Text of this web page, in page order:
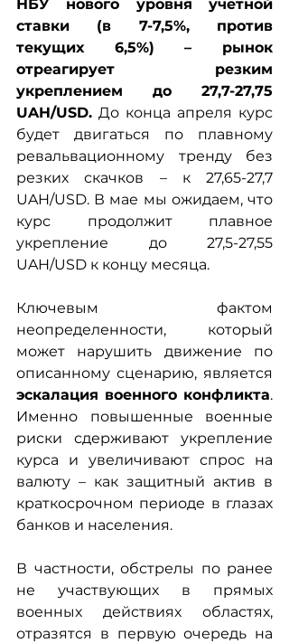
НБУ нового уровня учетной
ставки (в 7-7,5%, против
текущих 6,5%) – рынок
отреагирует резким
укреплением до 27,7-27,75
UAH/USD. До конца апреля курс
будет двигаться по плавному
ревальвационному тренду без
резких скачков – к 27,65-27,7
UAH/USD. В мае мы ожидаем, что
курс продолжит плавное
укрепление до 27,5-27,55
UAH/USD к концу месяца.
Ключевым фактом
неопределенности, который
может нарушить движение по
эскалация военного конфликта.
Именно повышенные военные
риски сдерживают укрепление
курса и увеличивают спрос на
валюту – как защитный актив в
краткосрочном периоде в глазах
банков и населения.
В частности, обстрелы по ранее
не участвующих в прямых
военных действиях областях,
отразятся в первую очередь на